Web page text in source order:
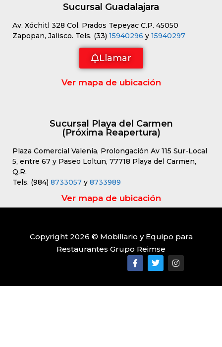
Sucursal Guadalajara
Av. Xóchitl 328 Col. Prados Tepeyac C.P. 45050
Zapopan, Jalisco. Tels. (33) 15940296 y 15940297
Llamar
Ver mapa de ubicación
Sucursal Playa del Carmen
(Próxima Reapertura)
Plaza Comercial Valenia, Prolongación Av 115 Sur-Local
5, entre 67 y Paseo Loltun, 77718 Playa del Carmen,
Q.R.
Tels. (984) 8733057 y 8733989
Ver mapa de ubicación
Copyright 2026 © Mobiliario y Equipo para
Restaurantes Grupo Reimse